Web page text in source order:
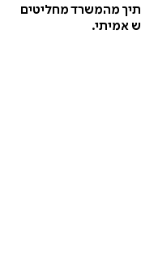
מחליטים